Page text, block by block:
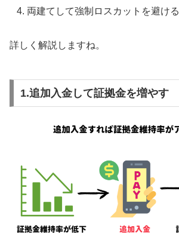
両建てして強制ロスカットを避ける
詳しく解説しますね。
1.追加入金して証拠金を増やす